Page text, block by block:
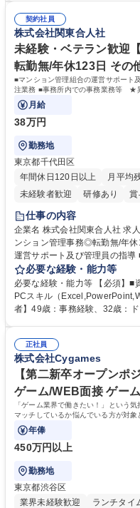
管理 ・福利厚生関連 ・職員か
業務全般 募集職種 【東京／文京区】公益財団法人の総務人事業務／年間
休日125日
契約社員
株式会社関東合人社
未経験・ベテラン歓迎
転勤無/年休123日 その
■マンション管理組合の運営サポート
注業務 ■事務所内での事務業務等 ★
月給
38万円
勤務地
東京都千代田区
年間休日120日以上
月平均
未経験者歓迎
研修あり 賞
仕事の内容
企業名 株式会社関東合人社 求人名 未経験・ベテラン歓迎【お茶の水】マ
ンション管理事務◎転勤無/年休123日 仕事の内容 ■マンション
運営サポート及び管理員の指
事務所内での事務業務等 ★異業
【年収補足】532万円 ＋別途イ
実績） ＋管理業務主任者資格
人社計画研究所社のグループ会
無/年休123日
必要な経験・能力等
必要な経験・能力等 【必須】■
PCスキル（Excel,PowerPoint,Word） ■積極的に行動でき
者】49歳：事務経験、32歳：ドラッグス
得出来ております！ 【魅力】■
を一律支給！ ■管理業務主任者資格取得後には50,000円/月の手当あり！
学歴・資格 学歴：大学院 大学
一種運転免許普通自動車
正社員
株式会社Cygames
【第二新卒オープンポ
ゲーム/WEB面接 ゲー
「ゲーム業界で働きたい！」という
マッチしているか悩んでいる方が対象
年俸
450万円以上
勤務地
東京都渋谷区
業界未経験歓迎
ランチタイ